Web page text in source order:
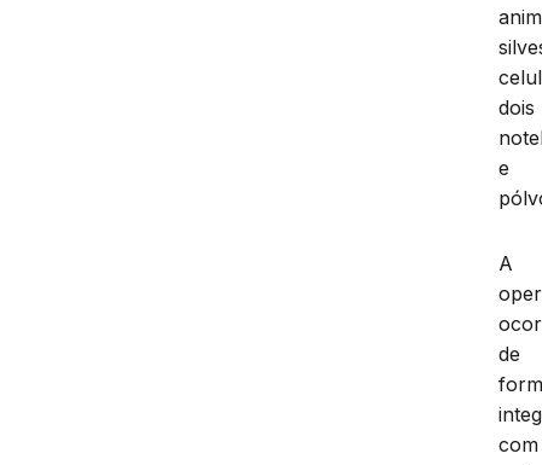
dois
e
A
de
com